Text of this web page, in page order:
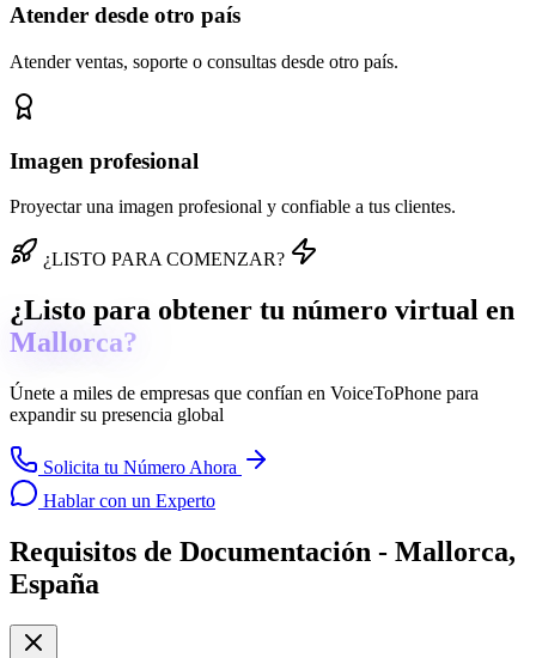
Atender desde otro país
Atender ventas, soporte o consultas desde otro país.
Imagen profesional
Proyectar una imagen profesional y confiable a tus clientes.
¿LISTO PARA COMENZAR?
¿Listo para obtener tu número virtual en
Mallorca?
Únete a miles de empresas que confían en VoiceToPhone para
expandir su presencia global
Solicita tu Número Ahora
Hablar con un Experto
Requisitos de Documentación - Mallorca,
España